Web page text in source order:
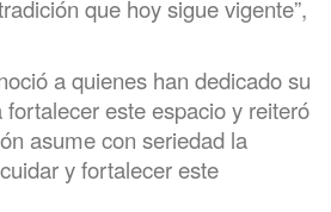
que hoy sigue vigente”,
a quienes han dedicado su
este espacio y reiteró
asume con seriedad la
y fortalecer este